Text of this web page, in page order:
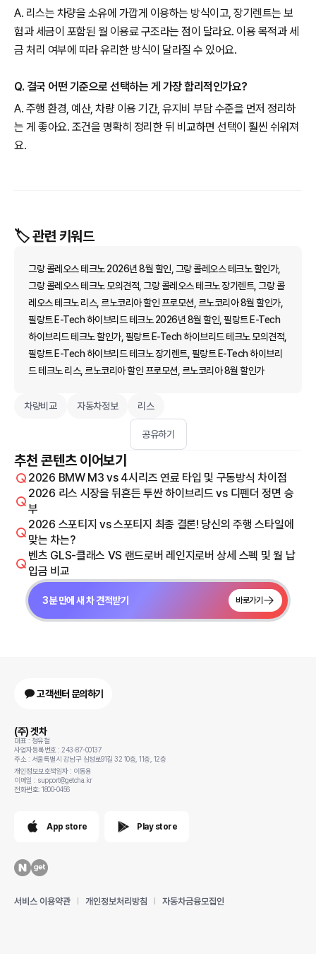
A. 리스는 차량을 소유에 가깝게 이용하는 방식이고, 장기렌트는 보
험과 세금이 포함된 월 이용료 구조라는 점이 달라요. 이용 목적과 세
금 처리 여부에 따라 유리한 방식이 달라질 수 있어요.
Q. 결국 어떤 기준으로 선택하는 게 가장 합리적인가요?
A. 주행 환경, 예산, 차량 이용 기간, 유지비 부담 수준을 먼저 정리하
는 게 좋아요. 조건을 명확히 정리한 뒤 비교하면 선택이 훨씬 쉬워져
요.
🏷️ 관련 키워드
그랑 콜레오스 테크노 2026년 8월 할인, 그랑 콜레오스 테크노 할인가,
그랑 콜레오스 테크노 모의견적, 그랑 콜레오스 테크노 장기렌트, 그랑 콜
레오스 테크노 리스, 르노코리아 할인 프로모션, 르노코리아 8월 할인가,
필랑트 E-Tech 하이브리드 테크노 2026년 8월 할인, 필랑트 E-Tech
하이브리드 테크노 할인가, 필랑트 E-Tech 하이브리드 테크노 모의견적,
필랑트 E-Tech 하이브리드 테크노 장기렌트, 필랑트 E-Tech 하이브리
드 테크노 리스, 르노코리아 할인 프로모션, 르노코리아 8월 할인가
차량비교 자동차정보 리스
공유하기
추천 콘텐츠 이어보기
2026 BMW M3 vs 4시리즈 연료 타입 및 구동방식 차이점
2026 리스 시장을 뒤흔든 투싼 하이브리드 vs 디펜더 정면 승
부
2026 스포티지 vs 스포티지 최종 결론! 당신의 주행 스타일에
맞는 차는?
벤츠 GLS-클래스 VS 랜드로버 레인지로버 상세 스펙 및 월 납
입금 비교
3분 만에 새 차 견적받기 바로가기
고객센터 문의하기
(주) 겟차
대표 : 정유철
사업자등록번호 : 243-87-00137
주소 : 서울특별시 강남구 삼성로91길 32 10층, 11층, 12층
개인정보보호책임자 : 이동용
이메일 : support@getcha.kr
전화번호: 1800-0456
App store Play store
서비스 이용약관 개인정보처리방침 자동차금융모집인